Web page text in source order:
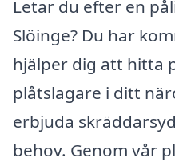
Letar du efter en
Slöinge? Du har
hjälper dig att hitta
plåtslagare i ditt
erbjuda
behov. Genom vår